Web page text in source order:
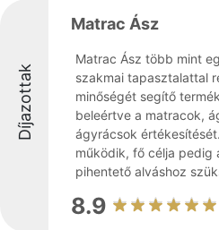
Díjazottak
Matrac Ász
Matrac Ász több mint
szakmai tapasztalattal
minőségét segítő
beleértve a matracok,
ágyrácsok
működik, fő célja pedig
pihentető alváshoz
8.9